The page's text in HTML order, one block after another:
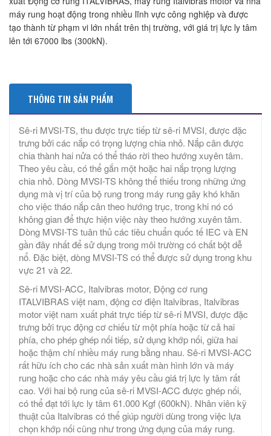
máy rung hoạt động trong nhiều lĩnh vực công nghiệp và được
tạo thành từ phạm vi lớn nhất trên thị trường, với giá trị lực ly tâm
lên tới 67000 lbs (300kN).
THÔNG TIN SẢN PHẨM
Sê-ri MVSI-TS, thu được trực tiếp từ sê-ri MVSI, được đặc
trưng bởi các nắp có trọng lượng chia nhỏ. Nắp cân được
chia thành hai nửa có thể tháo rời theo hướng xuyên tâm.
Theo yêu cầu, có thể gắn một hoặc hai nắp trọng lượng
chia nhỏ. Dòng MVSI-TS không thể thiếu trong những ứng
dụng mà vị trí của bộ rung trong máy rung gây khó khăn
cho việc tháo nắp cân theo hướng trục, trong khi nó có
không gian để thực hiện việc này theo hướng xuyên tâm.
Dòng MVSI-TS tuân thủ các tiêu chuẩn quốc tế IEC và EN
gần đây nhất để sử dụng trong môi trường có chất bột dễ
nổ. Đặc biệt, dòng MVSI-TS có thể được sử dụng trong khu
vực 21 và 22.
Sê-ri MVSI-ACC, Italvibras motor, Động cơ rung
ITALVIBRAS việt nam, động cơ điện Italvibras, Italvibras
motor việt nam xuất phát trực tiếp từ sê-ri MVSI, được đặc
trưng bởi trục động cơ chiếu từ một phía hoặc từ cả hai
phía, cho phép ghép nối tiếp, sử dụng khớp nối, giữa hai
hoặc thậm chí nhiều máy rung bằng nhau. Sê-ri MVSI-ACC
rất hữu ích cho các nhà sản xuất màn hình lớn và máy
rung hoặc cho các nhà máy yêu cầu giá trị lực ly tâm rất
cao. Với hai bộ rung của sê-ri MVSI-ACC được ghép nối,
có thể đạt tới lực ly tâm 61.000 Kgf (600kN). Nhân viên kỹ
thuật của Italvibras có thể giúp người dùng trong việc lựa
chọn khớp nối cũng như trong ứng dụng của máy rung.